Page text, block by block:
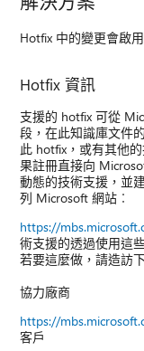
Hotfix 中的變更會啟
Hotfix 資訊
支援的 hotfix 可從
段，在此知識庫文件
此 hotfix，或有其他
果註冊直接向
動態的技術支援，並
列 Microsoft 網站︰
https://
術支援的透過使用這
若要這麼做，請造訪
協力廠商
https://
客戶